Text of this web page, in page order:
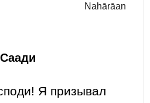
Nahārāan
Я призывал